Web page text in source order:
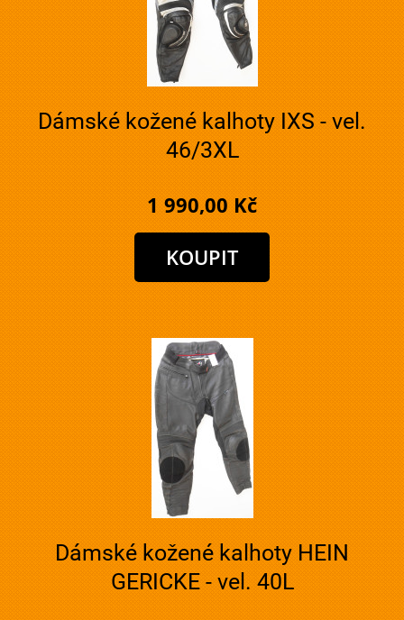
Dámské kožené kalhoty IXS - vel.
46/3XL
1 990,00 Kč
Dámské kožené kalhoty HEIN
GERICKE - vel. 40L